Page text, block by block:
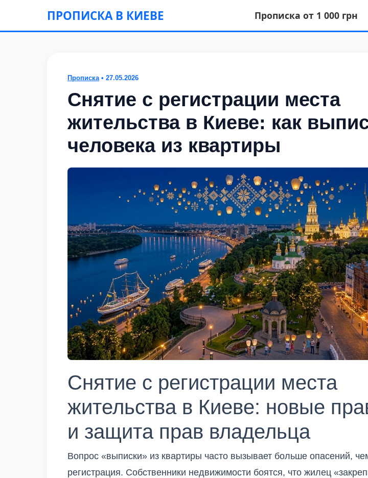
ПРОПИСКА В КИЕВЕ Прописка от 1 000 грн
Прописка• 27.05.2026
Снятие с регистрации места
жительства в Киеве: как
человека из квартиры
Снятие с регистрации места
жительства в Киеве: новые
и защита прав владельца
Вопрос «выписки» из квартиры часто вызывает больше опасений,
регистрация. Собственники недвижимости боятся, что жилец